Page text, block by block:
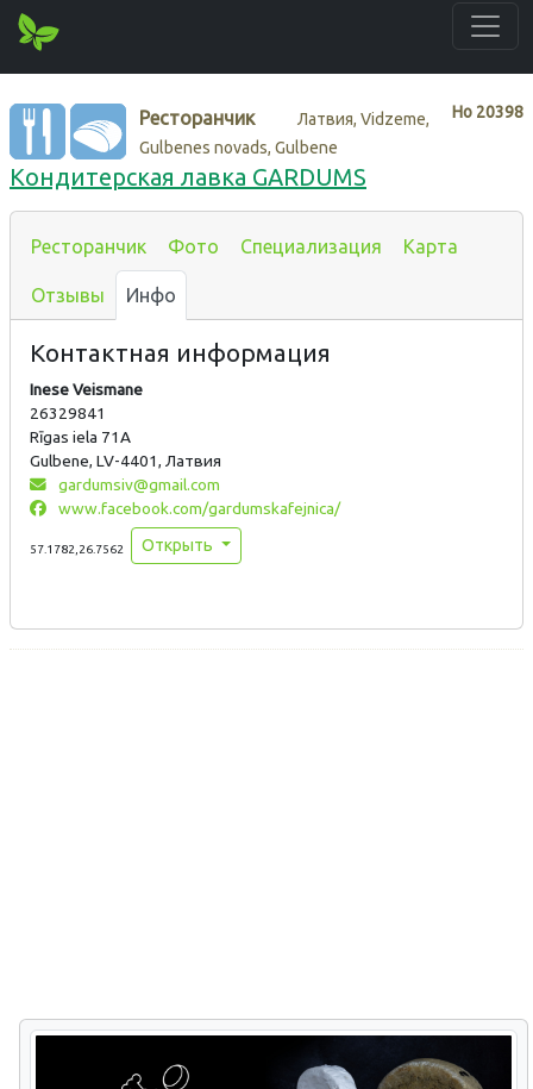
Нo 20398
Ресторанчик
Латвия, Vidzeme,
Gulbenes novads, Gulbene
Кондитерская лавка GARDUMS
Ресторанчик Фото Специализация Карта
Отзывы Инфо
Контактная информация
Inese Veismane
26329841
Rīgas iela 71A
Gulbene, LV-4401, Латвия
gardumsiv@gmail.com
www.facebook.com/gardumskafejnica/
57.1782,26.7562 Открыть